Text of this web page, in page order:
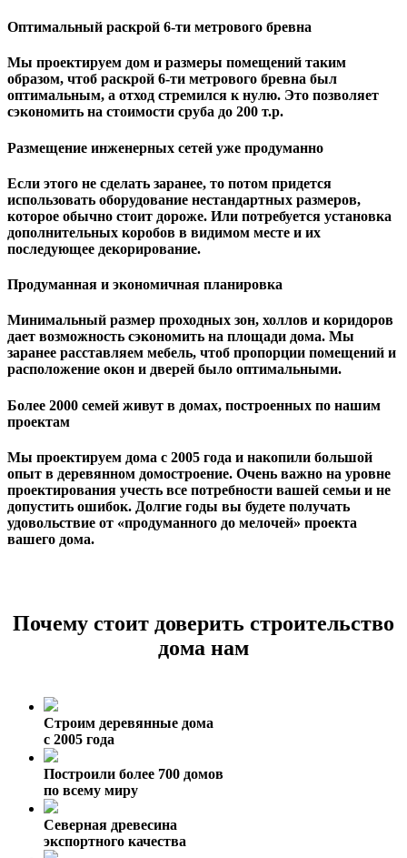
Оптимальный раскрой 6-ти метрового бревна
Мы проектируем дом и размеры помещений таким
образом, чтоб раскрой 6-ти метрового бревна был
оптимальным, а отход стремился к нулю. Это позволяет
сэкономить на стоимости сруба до 200 т.р.
Размещение инженерных сетей уже продуманно
Если этого не сделать заранее, то потом придется
использовать оборудование нестандартных размеров,
которое обычно стоит дороже. Или потребуется установка
дополнительных коробов в видимом месте и их
последующее декорирование.
Продуманная и экономичная планировка
Минимальный размер проходных зон, холлов и коридоров
дает возможность сэкономить на площади дома. Мы
заранее расставляем мебель, чтоб пропорции помещений и
расположение окон и дверей было оптимальными.
Более 2000 семей живут в домах, построенных по нашим
проектам
Мы проектируем дома с 2005 года и накопили большой
опыт в деревянном домостроение. Очень важно на уровне
проектирования учесть все потребности вашей семьи и не
допустить ошибок. Долгие годы вы будете получать
удовольствие от «продуманного до мелочей» проекта
вашего дома.
Почему стоит доверить строительство
дома нам
Строим деревянные дома
с 2005 года
Построили более 700 домов
по всему миру
Северная древесина
экспортного качества